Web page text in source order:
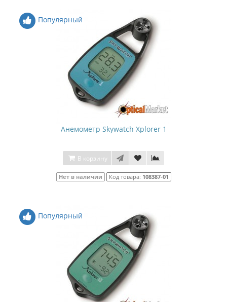
Популярный
Анемометр Skywatch Xplorer 1
В корзину
Нет в наличии Код товара: 108387-01
Популярный